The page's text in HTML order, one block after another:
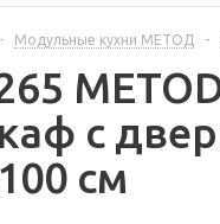
- Модульные кухни МЕТОД -
с
см